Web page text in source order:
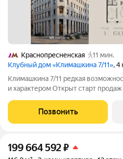
Краснопресненская
11 мин.
Клубный дом «Климашкина 7/11», 4
Климашкина 7/11 редкая возможность жить в доме с историей
и характером Открыт старт
редкой деталью: сохранённый
46 резиденций. На
Позвонить
199 664 592₽